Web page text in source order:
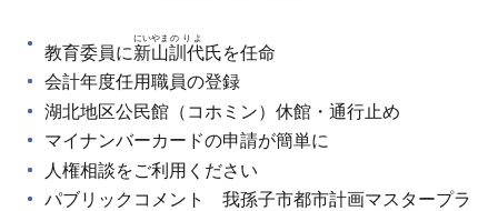
教育委員に新山
にいやま
訓代
のりよ
氏を任命
会計年度任用職員の登録
湖北地区公民館（コホミン）休館・通行止め
マイナンバーカードの申請が簡単に
人権相談をご利用ください
パブリックコメント 我孫子市都市計画マスタープラ